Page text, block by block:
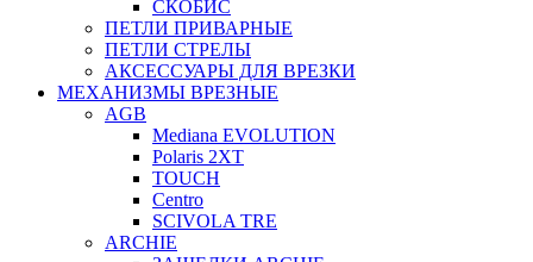
СКОБИС
ПЕТЛИ ПРИВАРНЫЕ
ПЕТЛИ СТРЕЛЫ
АКСЕССУАРЫ ДЛЯ ВРЕЗКИ
МЕХАНИЗМЫ ВРЕЗНЫЕ
AGB
Mediana EVOLUTION
Polaris 2XT
TOUCH
Centro
SCIVOLA TRE
ARCHIE